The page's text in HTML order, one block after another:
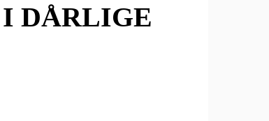
I DÅRLIGE